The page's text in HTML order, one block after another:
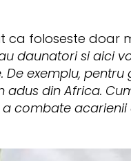
ca foloseste doar
daunatori si aici
exemplu,
din Africa.
combate